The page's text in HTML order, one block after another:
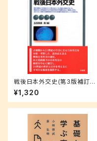
戦後日本外交史(第3版補訂版)
(有斐閣アルマ)
¥1,320